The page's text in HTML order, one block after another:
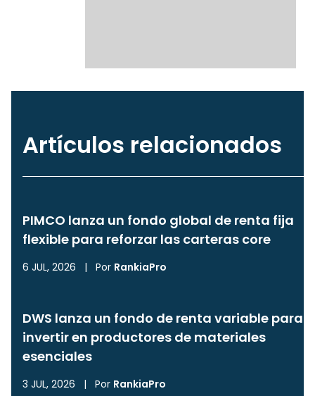
Artículos relacionados
PIMCO lanza un fondo global de renta fija
flexible para reforzar las carteras core
6 JUL, 2026 | Por RankiaPro
DWS lanza un fondo de renta variable para
invertir en productores de materiales
esenciales
3 JUL, 2026 | Por RankiaPro